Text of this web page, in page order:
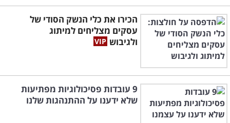
הכירו את כלי הנשק הסודי של
עסקים מצליחים למיתוג
ולגיבוש
9 עובדות פסיכולוגיות מפתיעות
שלא ידענו על ההתנהגות שלנו